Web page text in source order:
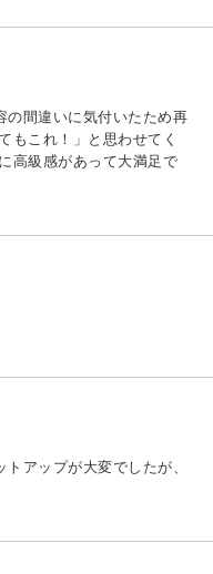
の間違いに気付いたため再
もこれ！」と思わせてく
高級感があって大満足で
アップが大変でしたが、